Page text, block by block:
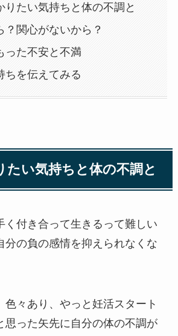
りたい気持ちと体の不調と
？関心がないから？
った不安と不満
ちを伝えてみる
たい気持ちと体の不調と
く付き合って生きるって難しい
分の負の感情を抑えられなくな
色々あり、やっと妊活スタート
思った矢先に自分の体の不調が